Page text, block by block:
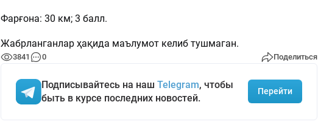
Фарғона: 30 км; 3 балл.
Жабрланганлар ҳақида маълумот келиб тушмаган.
3841 0 Поделиться
Подписывайтесь на наш Telegram, чтобы
быть в курсе последних новостей.
Перейти